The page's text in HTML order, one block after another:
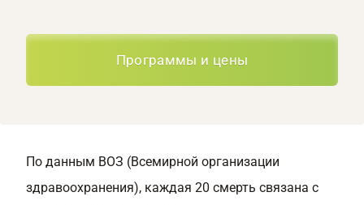
Программы и цены
По данным ВОЗ (Всемирной организации
здравоохранения), каждая 20 смерть связана с